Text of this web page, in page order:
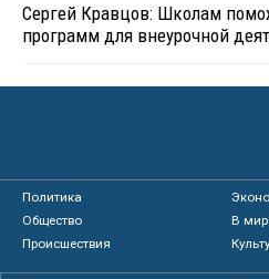
Сергей Кравцов: Школам
программ для внеурочной
Политика
Общество
В
Происшествия